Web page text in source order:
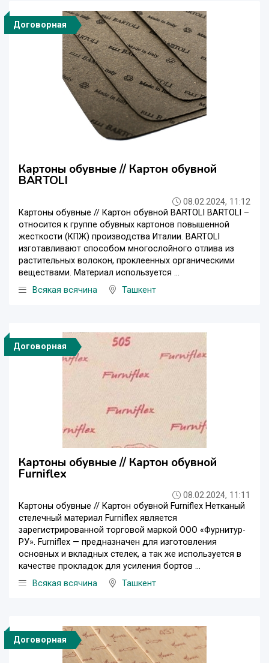
Договорная
Картоны обувные // Картон обувной
BARTOLI
08.02.2024, 11:12
Картоны обувные // Картон обувной BARTOLI BARTOLI –
относится к группе обувных картонов повышенной
жесткости (КПЖ) производства Италии. BARTOLI
изготавливают способом многослойного отлива из
растительных волокон, проклеенных органическими
веществами. Материал используется ...
Всякая всячина
Ташкент
Договорная
Картоны обувные // Картон обувной
Furniflex
08.02.2024, 11:11
Картоны обувные // Картон обувной Furniflex Нетканый
стелечный материал Furniflex является
зарегистрированной торговой маркой ООО «Фурнитур-
PУ». Furniflex — предназначен для изготовления
основных и вкладных стелек, а так же используется в
качестве прокладок для усиления бортов ...
Всякая всячина
Ташкент
Договорная